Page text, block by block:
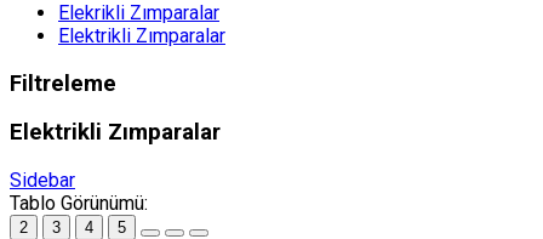
Elekrikli Zımparalar
Elektrikli Zımparalar
Filtreleme
Elektrikli Zımparalar
Sidebar
Tablo Görünümü:
2 3 4 5